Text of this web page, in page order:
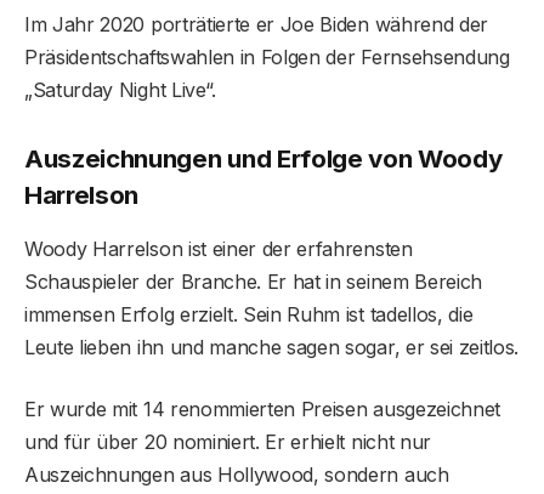
Im Jahr 2020 porträtierte er Joe Biden während der
Präsidentschaftswahlen in Folgen der Fernsehsendung
„Saturday Night Live“.
Auszeichnungen und Erfolge von Woody
Harrelson
Woody Harrelson ist einer der erfahrensten
Schauspieler der Branche. Er hat in seinem Bereich
immensen Erfolg erzielt. Sein Ruhm ist tadellos, die
Leute lieben ihn und manche sagen sogar, er sei zeitlos.
Er wurde mit 14 renommierten Preisen ausgezeichnet
und für über 20 nominiert. Er erhielt nicht nur
Auszeichnungen aus Hollywood, sondern auch